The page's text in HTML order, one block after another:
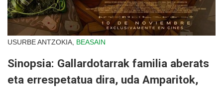
USURBE ANTZOKIA, BEASAIN
Sinopsia: Gallardotarrak familia aberats
eta errespetatua dira, uda Amparitok,